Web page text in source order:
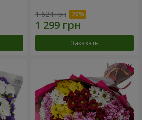
1 624 грн
Заказать